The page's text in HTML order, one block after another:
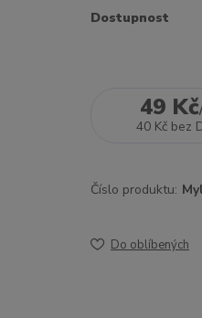
Dostupnost
49 Kč
40 Kč bez
Číslo produktu:
Do oblíbených